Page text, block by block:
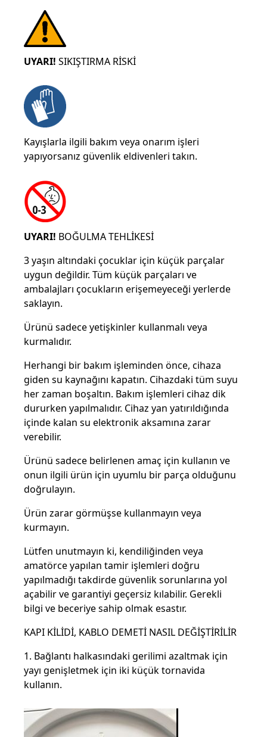
UYARI!SIKIŞTIRMA RİSKİ
Kayışlarla ilgili bakım veya onarım işleri
yapıyorsanız güvenlik eldivenleri takın.
UYARI! BOĞULMA TEHLİKESİ
3 yaşın altındaki çocuklar için küçük parçalar
uygun değildir. Tüm küçük parçaları ve
ambalajları çocukların erişemeyeceği yerlerde
saklayın.
Ürünü sadece yetişkinler kullanmalı veya
kurmalıdır.
Herhangi bir bakım işleminden önce, cihaza
giden su kaynağını kapatın. Cihazdaki tüm suyu
her zaman boşaltın. Bakım işlemleri cihaz dik
dururken yapılmalıdır. Cihaz yan yatırıldığında
içinde kalan su elektronik aksamına zarar
verebilir.
Ürünü sadece belirlenen amaç için kullanın ve
onun ilgili ürün için uyumlu bir parça olduğunu
doğrulayın.
Ürün zarar görmüşse kullanmayın veya
kurmayın.
Lütfen unutmayın ki, kendiliğinden veya
amatörce yapılan tamir işlemleri doğru
yapılmadığı takdirde güvenlik sorunlarına yol
açabilir ve garantiyi geçersiz kılabilir. Gerekli
bilgi ve beceriye sahip olmak esastır.
KAPI KİLİDİ, KABLO DEMETİ NASIL DEĞİŞTİRİLİR
1. Bağlantı halkasındaki gerilimi azaltmak için
yayı genişletmek için iki küçük tornavida
kullanın.